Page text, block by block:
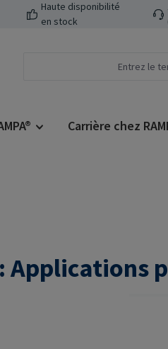
Haute disponibilité
en stock
Carrière chez
Applications